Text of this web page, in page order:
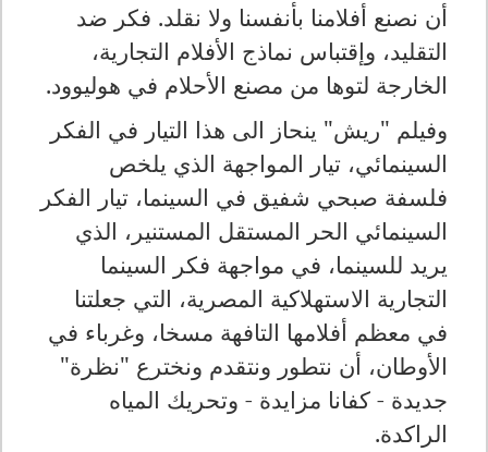
أن نصنع أفلامنا بأنفسنا ولا نقلد. فكر ضد
التقليد، وإقتباس نماذج الأفلام التجارية،
الخارجة لتوها من مصنع الأحلام في هوليوود.
وفيلم "ريش" ينحاز الى هذا التيار في الفكر
السينمائي، تيار المواجهة الذي يلخص
فلسفة صبحي شفيق في السينما، تيار الفكر
السينمائي الحر المستقل المستنير، الذي
يريد للسينما، في مواجهة فكر السينما
التجارية الاستهلاكية المصرية، التي جعلتنا
في معظم أفلامها التافهة مسخا، وغرباء في
الأوطان، أن نتطور ونتقدم ونخترع "نظرة"
جديدة - كفانا مزايدة - وتحريك المياه
الراكدة.